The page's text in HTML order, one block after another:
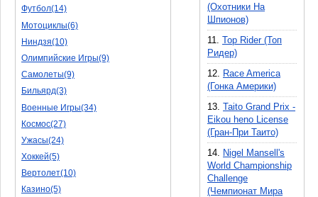
(Охотники На
Шпионов)
11.Top Rider (Топ
Ридер)
12.
Race America
(Гонка Америки)
13.Taito Grand Prix -
Eikou heno License
(Гран-При Таито)
14.
Nigel Mansell's
World Championship
Challenge
(Чемпионат Мира
Логические Игры(18)
Азартные(15)
Ролевые Игры(62)
Боевик(8)
Головоломка(5)
Rpg(3)
Пошаговые Игры(15)
Пазлы(56)
Исторические(16)
Обучающие(5)
Футбол(14)
Мотоциклы(6)
Ниндзя(10)
Олимпийские Игры(9)
Самолеты(9)
Бильярд(3)
Военные Игры(34)
Космос(27)
Ужасы(24)
Хоккей(5)
Вертолет(10)
Казино(5)